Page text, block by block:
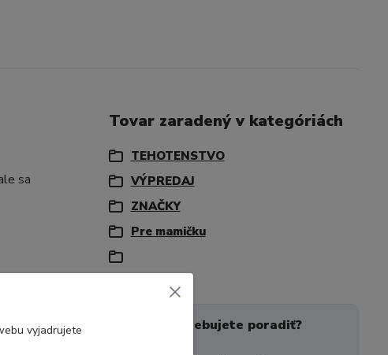
sa
Tovar zaradený v kategóriách
TEHOTENSTVO
VÝPREDAJ
ZNAČKY
Pre mamičku
Potrebujete poradiť?
vyjadrujete